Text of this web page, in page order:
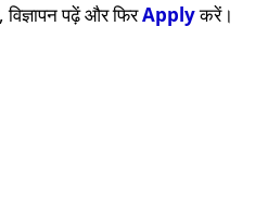
पढ़ें और फिरApplyकरें।